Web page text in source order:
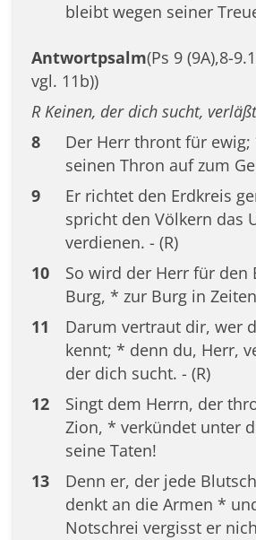
bleibt wegen seiner
Antwortpsalm(Ps 9 (9A),8-
vgl. 11b))
R Keinen, der dich sucht,
8
Der Herr thront für
seinen Thron auf zum
9
Er richtet den Erdkreis
spricht den Völkern das
verdienen. - (R)
10
So wird der Herr für den
Burg, * zur Burg in
11
Darum vertraut dir, wer
kennt; * denn du, Herr,
der dich sucht. - (R)
12
Singt dem Herrn, der
Zion, * verkündet unter
seine Taten!
13
Denn er, der jede
denkt an die Armen *
Notschrei vergisst er